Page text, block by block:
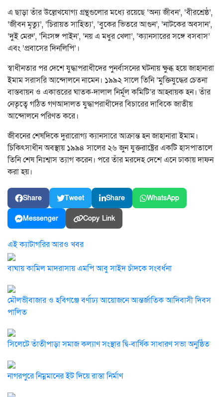
এ ছাড়া তাঁর উল্লেখযোগ্য গ্রন্থগুলোর মধ্যে রয়েছে ‘অন্য জীবন’, ‘বীরশ্রেষ্ঠ’,
‘জীবন মৃত্যু’, ‘চিরায়ত সাহিত্য’, ‘বুকের ভিতরে আগুন’, ‘নাটকের অবসান’,
‘দুই মেরু’, ‘নিঃসঙ্গ পাইন’, ‘নয় এ মধুর খেলা’, ‘ক্যানসারের সঙ্গে বসবাস’
এবং ‘প্রবাসের দিনলিপি’।
স্বাধীনতার পর দেশে যুদ্ধাপরাধীদের পুনর্বাসনের ঘটনায় ক্ষুব্ধ হয়ে জাহানারা
ইমাম সরাসরি আন্দোলনে নামেন। ১৯৯২ সালে তিনি ‘মুক্তিযুদ্ধের চেতনা
বাস্তবায়ন ও একাত্তরের ঘাতক-দালাল নির্মূল কমিটি’র আহ্বায়ক হন। তাঁর
নেতৃত্বে গঠিত গণআদালত যুদ্ধাপরাধীদের বিচারের দাবিকে জাতীয়
আন্দোলনে পরিণত করে।
জীবনের শেষদিকে দুরারোগ্য ক্যানসারে আক্রান্ত হন জাহানারা ইমাম।
চিকিৎসাধীন অবস্থায় ১৯৯৪ সালের ২৬ জুন যুক্তরাষ্ট্রের একটি হাসপাতালে
তিনি শেষ নিঃশ্বাস ত্যাগ করেন। পরে তাঁর মরদেহ দেশে এনে ঢাকায় দাফন
করা হয়।
Share Tweet Share WhatsApp
Messenger Copy Link
এই ক্যাটাগরির আরও খবর
বাঘায় কামিল মাদরাসায় এমপি আবু সাইদ চাঁদকে সংবর্ধনা
মৌলভীবাজার ও হবিগঞ্জে বর্ণাঢ্য আয়োজনে আন্তর্জাতিক আদিবাসী দিবস
পালিত
সিলেটে তাঁতীপাড়া সমাজ কল্যাণ সংস্থার দ্বি-বার্ষিক সাধারণ সভা অনুষ্ঠিত
নাগরপুরে নিম্নমানের ইট দিয়ে রাস্তা নির্মাণ